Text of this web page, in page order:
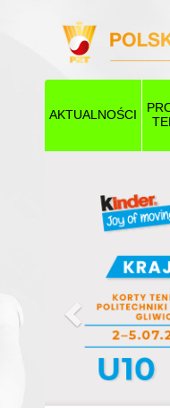
AKTUALNOŚCI
Poprzedni